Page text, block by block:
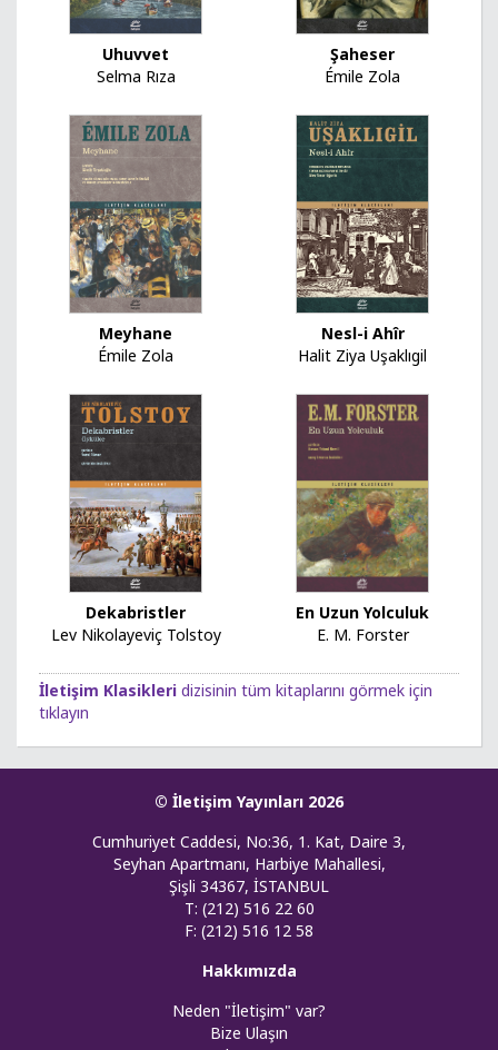
Uhuvvet
Selma Rıza
Şaheser
Émile Zola
Meyhane
Émile Zola
Nesl-i Ahîr
Halit Ziya Uşaklıgil
Dekabristler
Lev Nikolayeviç Tolstoy
En Uzun Yolculuk
E. M. Forster
İletişim Klasikleri dizisinin tüm kitaplarını görmek için
tıklayın
© İletişim Yayınları 2026
Cumhuriyet Caddesi, No:36, 1. Kat, Daire 3,
Seyhan Apartmanı, Harbiye Mahallesi,
Şişli 34367, İSTANBUL
T: (212) 516 22 60
F: (212) 516 12 58
Hakkımızda
Neden "İletişim" var?
Bize Ulaşın